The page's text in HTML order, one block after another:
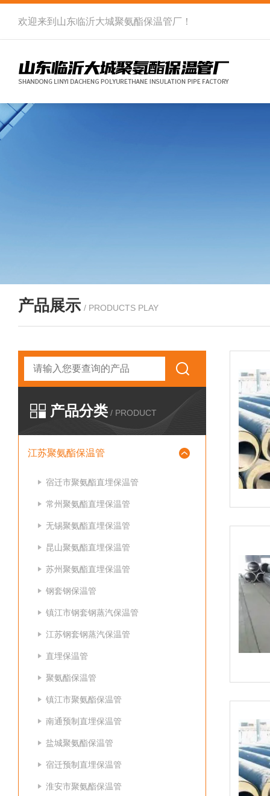
欢迎来到 山东临沂大城聚氨酯保温管厂 ！
产品展示 / PRODUCTS PLAY
产品分类 / PRODUCT
江苏聚氨酯保温管
宿迁市聚氨酯直埋保温管
常州聚氨酯直埋保温管
无锡聚氨酯直埋保温管
昆山聚氨酯直埋保温管
苏州聚氨酯直埋保温管
钢套钢保温管
镇江市钢套钢蒸汽保温管
江苏钢套钢蒸汽保温管
直埋保温管
聚氨酯保温管
镇江市聚氨酯保温管
南通预制直埋保温管
盐城聚氨酯保温管
宿迁预制直埋保温管
淮安市聚氨酯保温管